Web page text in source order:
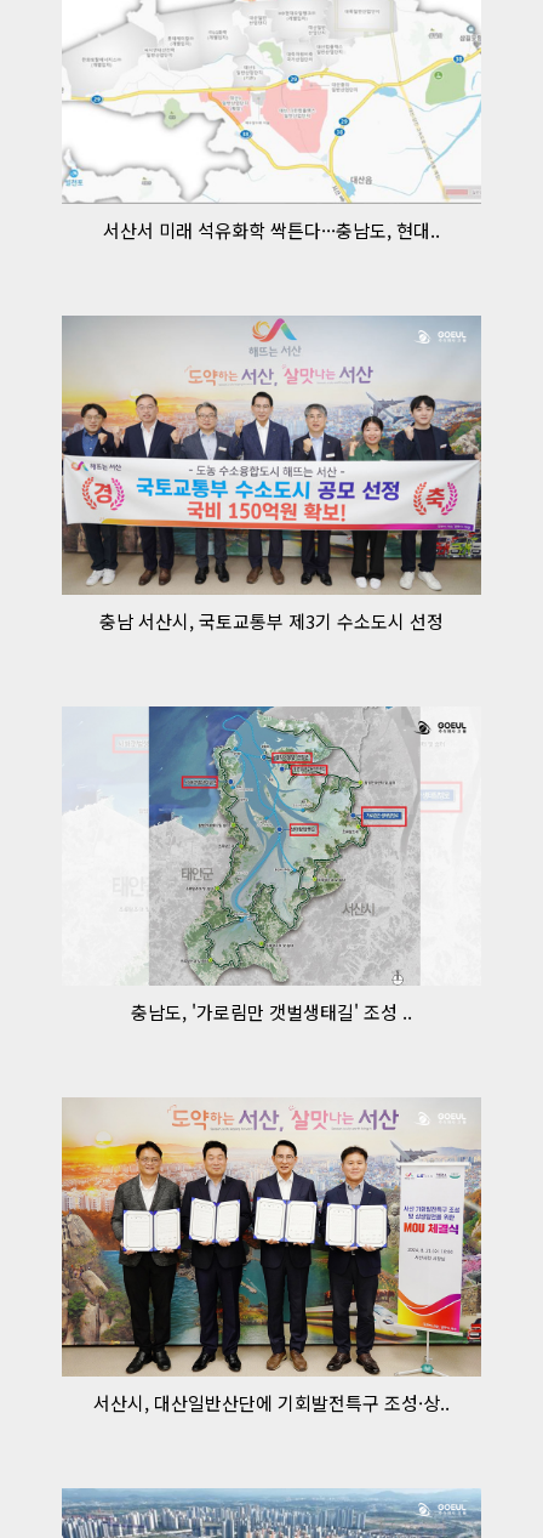
서산서 미래 석유화학 싹튼다···충남도, 현대..
충남 서산시, 국토교통부 제3기 수소도시 선정
충남도, '가로림만 갯벌생태길' 조성 ..
서산시, 대산일반산단에 기회발전특구 조성·상..